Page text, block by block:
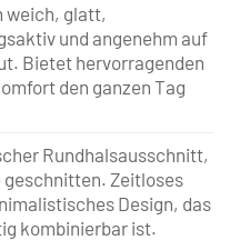
weich, glatt,
und angenehm auf
Bietet hervorragenden
den ganzen Tag
Rundhalsausschnitt,
geschnitten. Zeitloses
Design, das
kombinierbar ist.